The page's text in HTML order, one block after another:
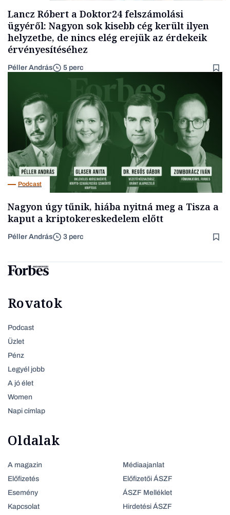
Lancz Róbert a Doktor24 felszámolási
ügyéről: Nagyon sok kisebb cég került ilyen
helyzetbe, de nincs elég erejük az érdekeik
érvényesítéséhez
Péller András 5 perc
Podcast
Nagyon úgy tűnik, hiába nyitná meg a Tisza a
kaput a kriptokereskedelem előtt
Péller András 3 perc
Rovatok
Podcast
Üzlet
Pénz
Legyél jobb
A jó élet
Women
Napi címlap
Oldalak
A magazin
Előfizetés
Esemény
Kapcsolat
Médiaajanlat
Előfizetői ÁSZF
ÁSZF Melléklet
Hirdetési ÁSZF